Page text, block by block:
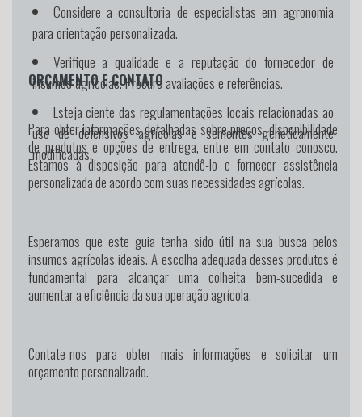
Considere a consultoria de especialistas em agronomia
para orientação personalizada.
Verifique a qualidade e a reputação do fornecedor de
insumos agrícolas. Procure avaliações e referências.
Esteja ciente das regulamentações locais relacionadas ao
uso de defensivos agrícolas e sementes geneticamente
modificadas.
ORÇAMENTO E CONTATO
Para obter informações detalhadas sobre preços, disponibilidade
de produtos e opções de entrega, entre em contato conosco.
Estamos à disposição para atendê-lo e fornecer assistência
personalizada de acordo com suas necessidades agrícolas.
Esperamos que este guia tenha sido útil na sua busca pelos
insumos agrícolas ideais. A escolha adequada desses produtos é
fundamental para alcançar uma colheita bem-sucedida e
aumentar a eficiência da sua operação agrícola.
Contate-nos para obter mais informações e solicitar um
orçamento personalizado.